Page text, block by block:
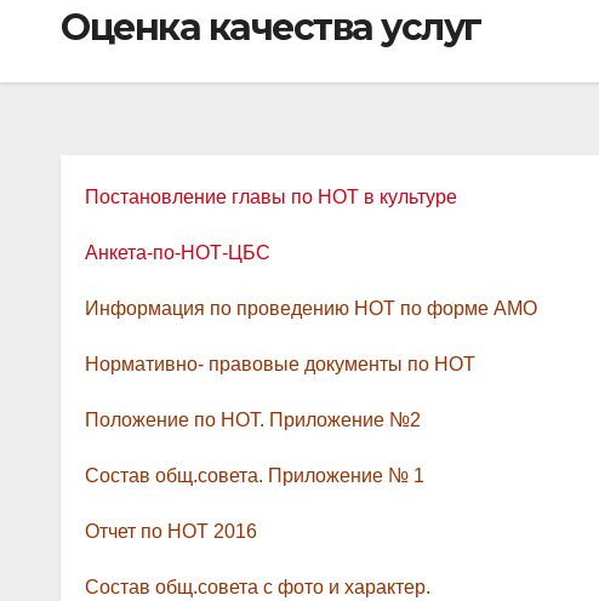
Оценка качества услуг
Постановление главы по НОТ в культуре
Анкета-по-НОТ-ЦБС
Информация по проведению НОТ по форме АМО
Нормативно- правовые документы по НОТ
Положение по НОТ. Приложение №2
Состав общ.совета. Приложение № 1
Отчет по НОТ 2016
Состав общ.совета с фото и характер.